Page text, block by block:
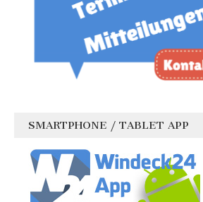
SMARTPHONE / TABLET APP